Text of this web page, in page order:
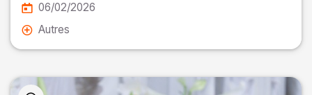
06/02/2026
Autres